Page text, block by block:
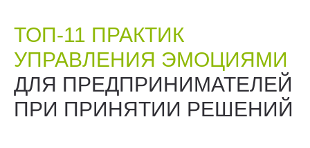
ТОП-11 ПРАКТИК
УПРАВЛЕНИЯ ЭМОЦИЯМИ
ДЛЯ ПРЕДПРИНИМАТЕЛЕЙ
ПРИ ПРИНЯТИИ РЕШЕНИЙ